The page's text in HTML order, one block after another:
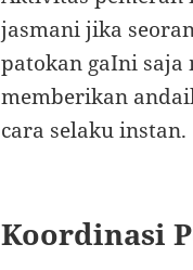
jasmani jika
patokan gaIni
memberikan
cara selaku instan.
Koordinasi